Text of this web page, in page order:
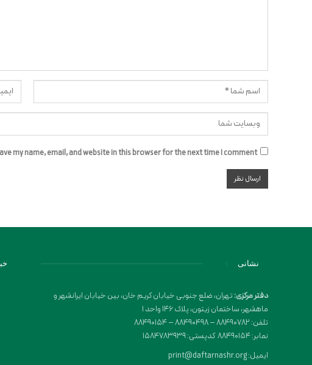
my name, email, and website in this browser for the next time I comment.
نشانی
دفتر مرکزی:تهران، ضلع جنوبی خیابان کریم خان، بین خیابان ایرانشهر و
ماهشهر، ساختمان زیتون، پلاک 146 واحد 1
تلفن: 88490782 – 88490498 – 88490154
نمابر: 88490154 کدپستی: 1584783939
ایمیل: print@daftarnashr.org